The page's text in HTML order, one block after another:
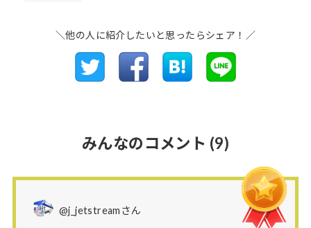
＼他の人に紹介したいと思ったらシェア！／
みんなのコメント (9)
@j_jetstreamさん